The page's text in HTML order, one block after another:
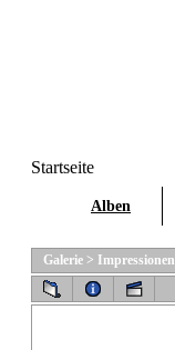
Startseite
Alben
Galerie > Impressionen